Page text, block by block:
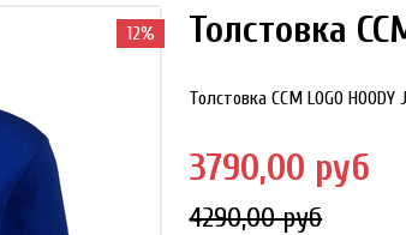
12% Толстовка
Толстовка CCM LOGO HOODY
3790,00 руб
4290,00 руб